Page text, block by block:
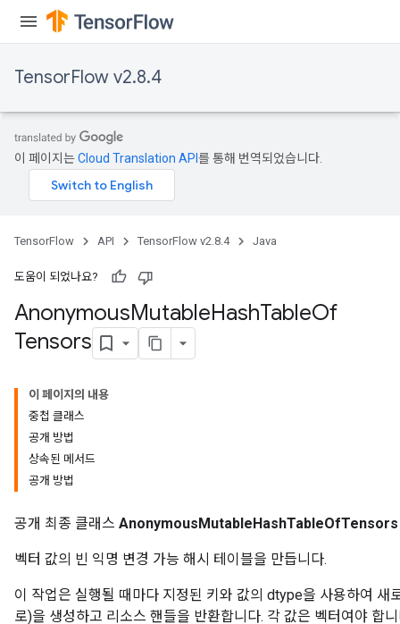
TensorFlow v2.8.4
이 페이지는Cloud Translation API 를 통해 번역되었습니다.
TensorFlow API TensorFlow v2.8.4 Java
도움이 되었나요?
AnonymousMutableHashTableOf
Tensors
이 페이지의 내용
중첩 클래스
공개 방법
상속된 메서드
공개 방법
공개 최종 클래스 AnonymousMutableHashTableOfTensors
벡터 값의 빈 익명 변경 가능 해시 테이블을 만듭니다.
이 작업은 실행될 때마다 지정된 키와 값의 dtype을 사용하여 새
로)을 생성하고 리소스 핸들을 반환합니다. 각 값은 벡터여야 합